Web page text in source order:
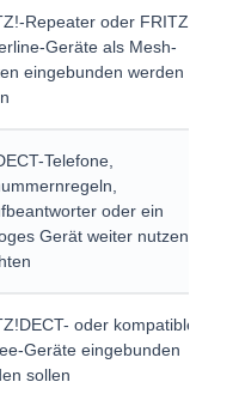
Repeater oder FRITZ!-
Geräte als Mesh-
eingebunden werden
Telefone,
oder ein
Gerät weiter nutzen
oder kompatible
Geräte eingebunden
sollen